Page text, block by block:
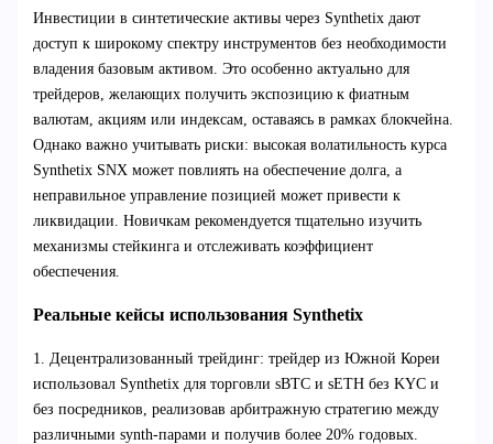
Инвестиции в синтетические активы через Synthetix дают
доступ к широкому спектру инструментов без необходимости
владения базовым активом. Это особенно актуально для
трейдеров, желающих получить экспозицию к фиатным
валютам, акциям или индексам, оставаясь в рамках блокчейна.
Однако важно учитывать риски: высокая волатильность курса
Synthetix SNX может повлиять на обеспечение долга, а
неправильное управление позицией может привести к
ликвидации. Новичкам рекомендуется тщательно изучить
механизмы стейкинга и отслеживать коэффициент
обеспечения.
Реальные кейсы использования Synthetix
1. Децентрализованный трейдинг: трейдер из Южной Кореи
использовал Synthetix для торговли sBTC и sETH без KYC и
без посредников, реализовав арбитражную стратегию между
различными synth-парами и получив более 20% годовых.